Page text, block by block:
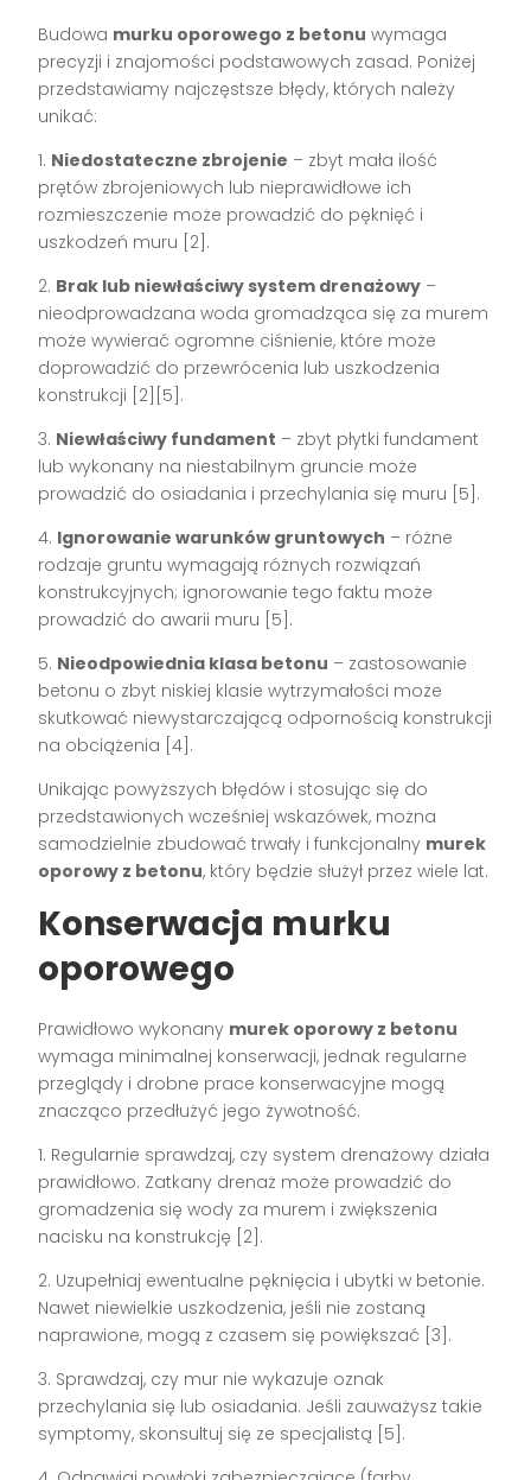
Budowa murku oporowego z betonu wymaga
precyzji i znajomości podstawowych zasad. Poniżej
przedstawiamy najczęstsze błędy, których należy
unikać:
1. Niedostateczne zbrojenie – zbyt mała ilość
prętów zbrojeniowych lub nieprawidłowe ich
rozmieszczenie może prowadzić do pęknięć i
uszkodzeń muru [2].
2. Brak lub niewłaściwy system drenażowy –
nieodprowadzana woda gromadząca się za murem
może wywierać ogromne ciśnienie, które może
doprowadzić do przewrócenia lub uszkodzenia
konstrukcji [2][5].
3. Niewłaściwy fundament – zbyt płytki fundament
lub wykonany na niestabilnym gruncie może
prowadzić do osiadania i przechylania się muru [5].
4. Ignorowanie warunków gruntowych – różne
rodzaje gruntu wymagają różnych rozwiązań
konstrukcyjnych; ignorowanie tego faktu może
prowadzić do awarii muru [5].
5. Nieodpowiednia klasa betonu – zastosowanie
betonu o zbyt niskiej klasie wytrzymałości może
skutkować niewystarczającą odpornością konstrukcji
na obciążenia [4].
Unikając powyższych błędów i stosując się do
przedstawionych wcześniej wskazówek, można
samodzielnie zbudować trwały i funkcjonalny murek
oporowy z betonu, który będzie służył przez wiele lat.
Konserwacja murku
oporowego
Prawidłowo wykonany murek oporowy z betonu
wymaga minimalnej konserwacji, jednak regularne
przeglądy i drobne prace konserwacyjne mogą
znacząco przedłużyć jego żywotność.
1. Regularnie sprawdzaj, czy system drenażowy działa
prawidłowo. Zatkany drenaż może prowadzić do
gromadzenia się wody za murem i zwiększenia
nacisku na konstrukcję [2].
2. Uzupełniaj ewentualne pęknięcia i ubytki w betonie.
Nawet niewielkie uszkodzenia, jeśli nie zostaną
naprawione, mogą z czasem się powiększać [3].
3. Sprawdzaj, czy mur nie wykazuje oznak
przechylania się lub osiadania. Jeśli zauważysz takie
symptomy, skonsultuj się ze specjalistą [5].